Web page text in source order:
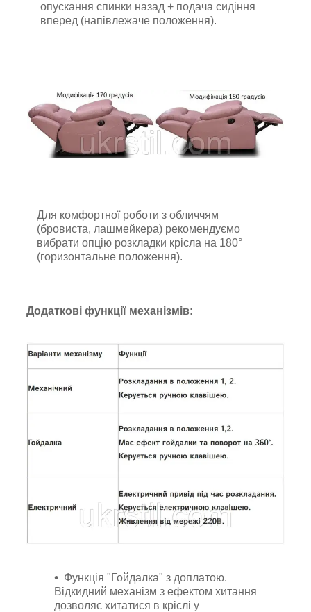
опускання спинки назад + подача сидіння
вперед (напівлежаче положення).
Для комфортної роботи з обличчям
(бровиста, лашмейкера) рекомендуємо
вибрати опцію розкладки крісла на 180°
(горизонтальне положення).
Додаткові функції механізмів:
Функція "Гойдалка" з доплатою.
Відкидний механізм з ефектом хитання
дозволяє хитатися в кріслі у